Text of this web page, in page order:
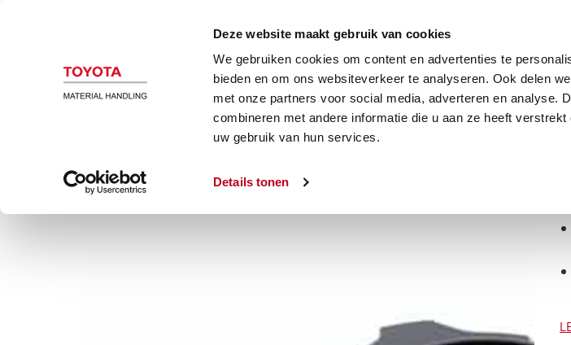
Deze website maakt gebruik van cookies
We gebruiken cookies om content en advertenties te
bieden en om ons websiteverkeer te analyseren. Ook delen
met onze partners voor social media, adverteren en analyse.
combineren met andere informatie die u aan ze heeft
uw gebruik van hun services.
Details tonen
Magazijn en heftrucks Automatisering Tweedehands trucks
Werkplek en magazijn
Skipper paal & basiskraag